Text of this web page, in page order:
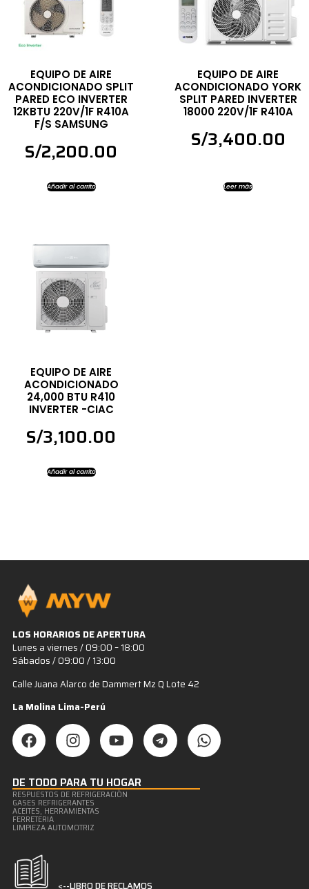
EQUIPO DE AIRE
ACONDICIONADO SPLIT
PARED ECO INVERTER
12KBTU 220V/1F R410A
F/S SAMSUNG
S/2,200.00
Añadir al carrito
EQUIPO DE AIRE
ACONDICIONADO YORK
SPLIT PARED INVERTER
18000 220V/1F R410A
S/3,400.00
Leer más
EQUIPO DE AIRE
ACONDICIONADO
24,000 BTU R410
INVERTER -CIAC
S/3,100.00
Añadir al carrito
LOS HORARIOS DE APERTURA
Lunes a viernes / 09:00 – 18:00
Sábados / 09:00 / 13:00
Calle Juana Alarco de Dammert Mz Q Lote 42
La Molina Lima-Perú
DE TODO PARA TU HOGAR
RESPUESTOS DE REFRIGERACIÒN
GASES REFRIGERANTES
ACEITES, HERRAMIENTAS
FERRETERIA
LIMPIEZA AUTOMOTRIZ